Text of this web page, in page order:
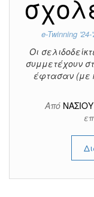
e-Twinning '24-
Οι
συμμετέχουν
έφτασαν (με
Από